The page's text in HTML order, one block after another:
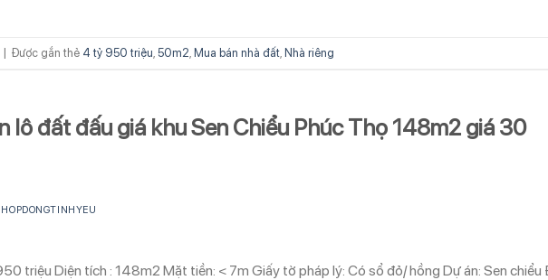
| Được gắn thẻ 4 tỷ 950 triệu 50m2 Mua bán nhà đất Nhà riêng
lô đất đấu giá khu Sen Chiểu Phúc Thọ 148m2 giá 30
HOPDONGTINHYEU
triệu Diện tích : 148m2 Mặt tiền: < 7m Giấy tờ pháp lý: Có sổ đỏ/ hồng Dự án: Sen chiểu